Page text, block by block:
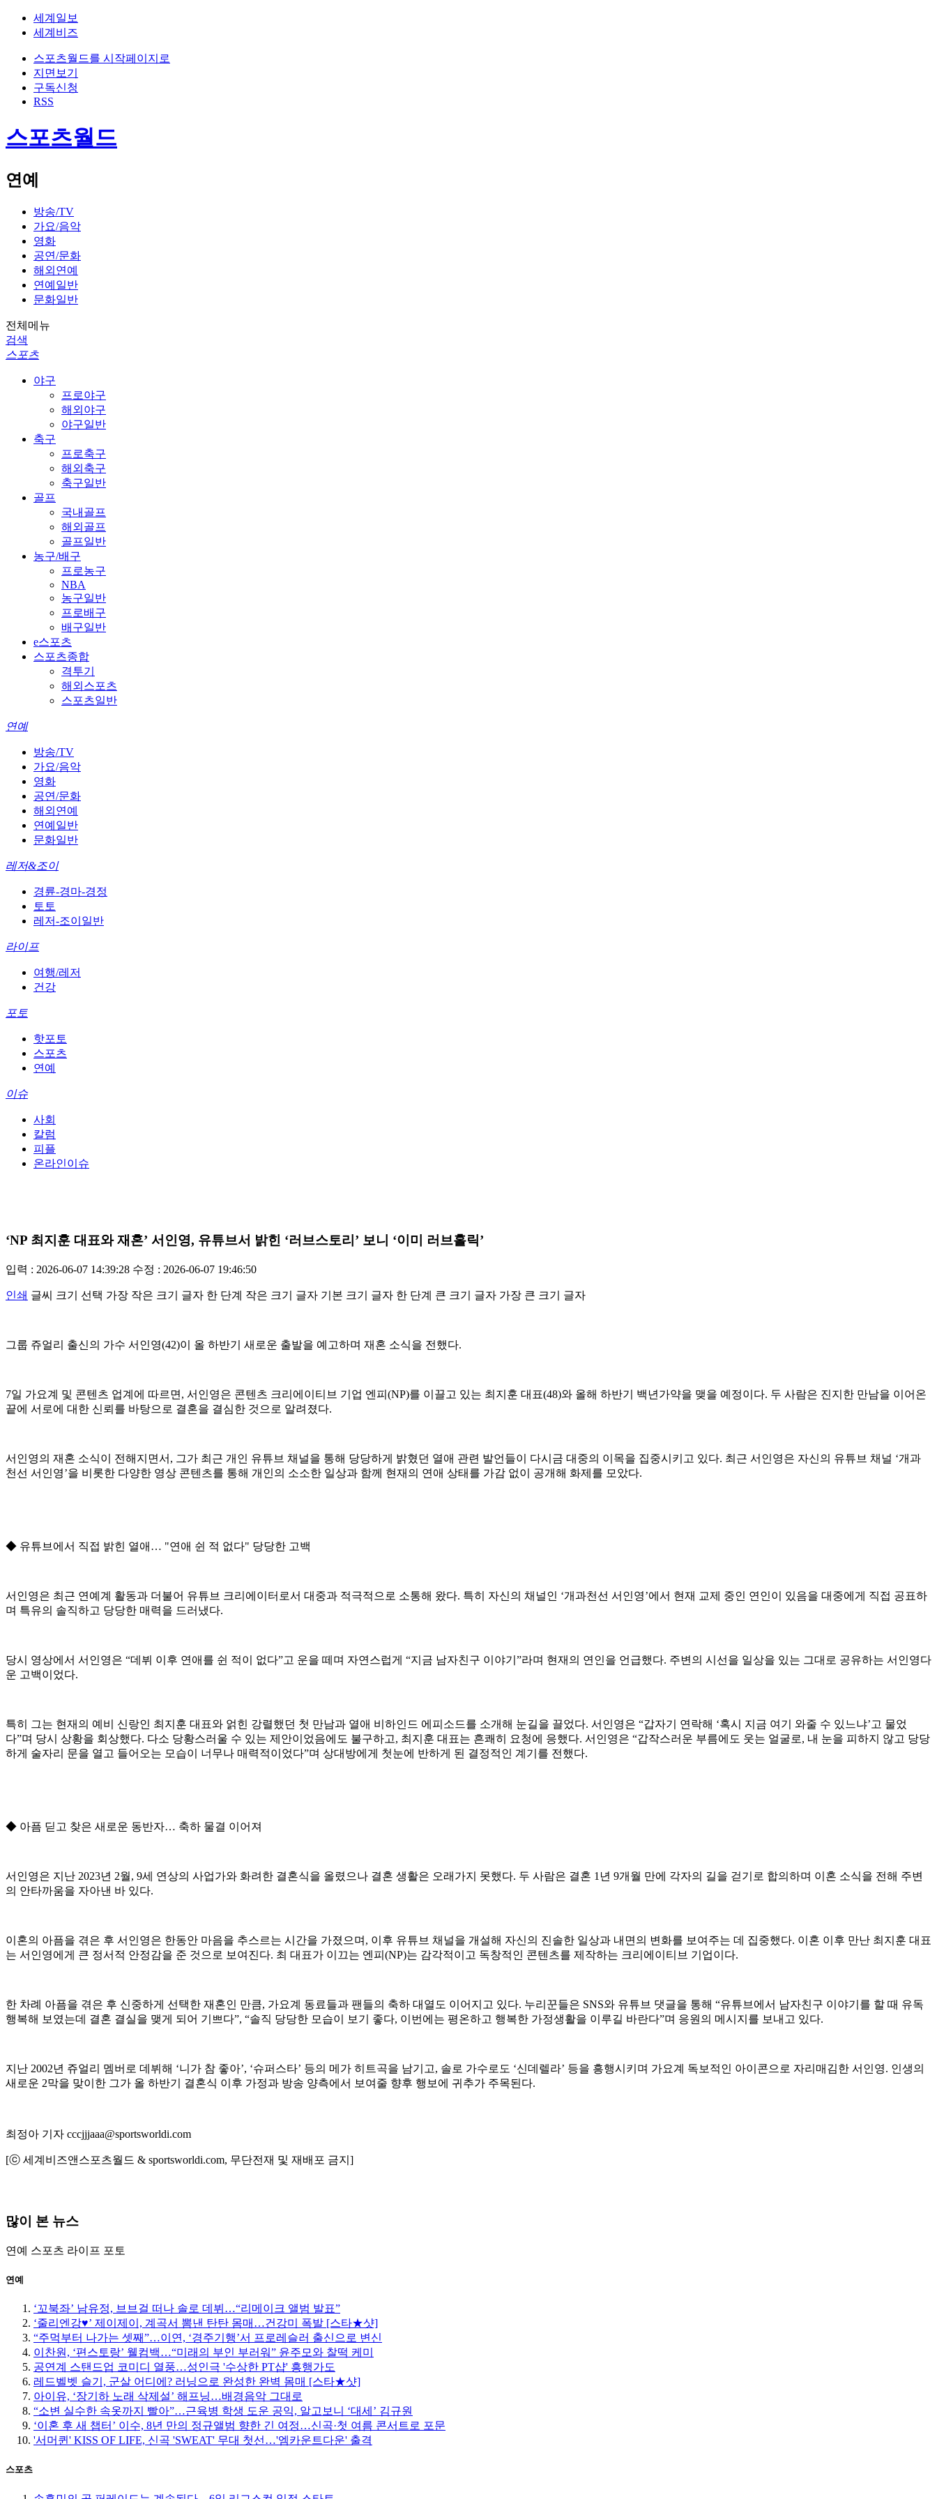
세계일보
세계비즈
스포츠월드를 시작페이지로
지면보기
구독신청
RSS
스포츠월드
연예
방송/TV
가요/음악
영화
공연/문화
해외연예
연예일반
문화일반
전체메뉴
검색
스포츠
야구
프로야구
해외야구
야구일반
축구
프로축구
해외축구
축구일반
골프
국내골프
해외골프
골프일반
농구/배구
프로농구
NBA
농구일반
프로배구
배구일반
e스포츠
스포츠종합
격투기
해외스포츠
스포츠일반
연예
방송/TV
가요/음악
영화
공연/문화
해외연예
연예일반
문화일반
레저&조이
경륜-경마-경정
토토
레저-조이일반
라이프
여행/레저
건강
포토
핫포토
스포츠
연예
이슈
사회
칼럼
피플
온라인이슈
‘NP 최지훈 대표와 재혼’ 서인영, 유튜브서 밝힌 ‘러브스토리’ 보니 ‘이미 러브홀릭’
입력 : 2026-06-07 14:39:28 수정 : 2026-06-07 19:46:50
인쇄 글씨 크기 선택 가장 작은 크기 글자 한 단계 작은 크기 글자 기본 크기 글자 한 단계 큰 크기 글자 가장 큰 크기 글자
그룹 쥬얼리 출신의 가수 서인영(42)이 올 하반기 새로운 출발을 예고하며 재혼 소식을 전했다.
7일 가요계 및 콘텐츠 업계에 따르면, 서인영은 콘텐츠 크리에이티브 기업 엔피(NP)를 이끌고 있는 최지훈 대표(48)와 올해 하반기 백년가약을 맺을 예정이다. 두 사람은 진지한 만남을 이어온
끝에 서로에 대한 신뢰를 바탕으로 결혼을 결심한 것으로 알려졌다.
서인영의 재혼 소식이 전해지면서, 그가 최근 개인 유튜브 채널을 통해 당당하게 밝혔던 열애 관련 발언들이 다시금 대중의 이목을 집중시키고 있다. 최근 서인영은 자신의 유튜브 채널 ‘개과
천선 서인영’을 비롯한 다양한 영상 콘텐츠를 통해 개인의 소소한 일상과 함께 현재의 연애 상태를 가감 없이 공개해 화제를 모았다.
◆ 유튜브에서 직접 밝힌 열애… "연애 쉰 적 없다" 당당한 고백
서인영은 최근 연예계 활동과 더불어 유튜브 크리에이터로서 대중과 적극적으로 소통해 왔다. 특히 자신의 채널인 ‘개과천선 서인영’에서 현재 교제 중인 연인이 있음을 대중에게 직접 공표하
며 특유의 솔직하고 당당한 매력을 드러냈다.
당시 영상에서 서인영은 “데뷔 이후 연애를 쉰 적이 없다”고 운을 떼며 자연스럽게 “지금 남자친구 이야기”라며 현재의 연인을 언급했다. 주변의 시선을 일상을 있는 그대로 공유하는 서인영다
운 고백이었다.
특히 그는 현재의 예비 신랑인 최지훈 대표와 얽힌 강렬했던 첫 만남과 열애 비하인드 에피소드를 소개해 눈길을 끌었다. 서인영은 “갑자기 연락해 ‘혹시 지금 여기 와줄 수 있느냐’고 물었
다”며 당시 상황을 회상했다. 다소 당황스러울 수 있는 제안이었음에도 불구하고, 최지훈 대표는 흔쾌히 요청에 응했다. 서인영은 “갑작스러운 부름에도 웃는 얼굴로, 내 눈을 피하지 않고 당당
하게 술자리 문을 열고 들어오는 모습이 너무나 매력적이었다”며 상대방에게 첫눈에 반하게 된 결정적인 계기를 전했다.
◆ 아픔 딛고 찾은 새로운 동반자… 축하 물결 이어져
서인영은 지난 2023년 2월, 9세 연상의 사업가와 화려한 결혼식을 올렸으나 결혼 생활은 오래가지 못했다. 두 사람은 결혼 1년 9개월 만에 각자의 길을 걷기로 합의하며 이혼 소식을 전해 주변
의 안타까움을 자아낸 바 있다.
이혼의 아픔을 겪은 후 서인영은 한동안 마음을 추스르는 시간을 가졌으며, 이후 유튜브 채널을 개설해 자신의 진솔한 일상과 내면의 변화를 보여주는 데 집중했다. 이혼 이후 만난 최지훈 대표
는 서인영에게 큰 정서적 안정감을 준 것으로 보여진다. 최 대표가 이끄는 엔피(NP)는 감각적이고 독창적인 콘텐츠를 제작하는 크리에이티브 기업이다.
한 차례 아픔을 겪은 후 신중하게 선택한 재혼인 만큼, 가요계 동료들과 팬들의 축하 대열도 이어지고 있다. 누리꾼들은 SNS와 유튜브 댓글을 통해 “유튜브에서 남자친구 이야기를 할 때 유독
행복해 보였는데 결혼 결실을 맺게 되어 기쁘다”, “솔직 당당한 모습이 보기 좋다, 이번에는 평온하고 행복한 가정생활을 이루길 바란다”며 응원의 메시지를 보내고 있다.
지난 2002년 쥬얼리 멤버로 데뷔해 ‘니가 참 좋아’, ‘슈퍼스타’ 등의 메가 히트곡을 남기고, 솔로 가수로도 ‘신데렐라’ 등을 흥행시키며 가요계 독보적인 아이콘으로 자리매김한 서인영. 인생의
새로운 2막을 맞이한 그가 올 하반기 결혼식 이후 가정과 방송 양측에서 보여줄 향후 행보에 귀추가 주목된다.
최정아 기자 cccjjjaaa@sportsworldi.com
[ⓒ 세계비즈앤스포츠월드 & sportsworldi.com, 무단전재 및 재배포 금지]
많이 본 뉴스
연예 스포츠 라이프 포토
연예
‘꼬북좌’ 남유정, 브브걸 떠나 솔로 데뷔…“리메이크 앨범 발표”
‘줄리엔강♥’ 제이제이, 계곡서 뽐낸 탄탄 몸매…건강미 폭발 [스타★샷]
“주먹부터 나가는 셋째”…이연, ‘경주기행’서 프로레슬러 출신으로 변신
이찬원, ‘편스토랑’ 웰컴백…“미래의 부인 부러워” 윤주모와 찰떡 케미
공연계 스탠드업 코미디 열풍…성인극 '수상한 PT샵' 흥행가도
레드벨벳 슬기, 군살 어디에? 러닝으로 완성한 완벽 몸매 [스타★샷]
아이유, ‘장기하 노래 삭제설’ 해프닝…배경음악 그대로
“소변 실수한 속옷까지 빨아”…근육병 학생 도운 공익, 알고보니 ‘대세’ 김규원
‘이혼 후 새 챕터’ 이수, 8년 만의 정규앨범 향한 긴 여정…신곡·첫 여름 콘서트로 포문
'서머퀸' KISS OF LIFE, 신곡 'SWEAT' 무대 첫선…'엠카운트다운' 출격
스포츠